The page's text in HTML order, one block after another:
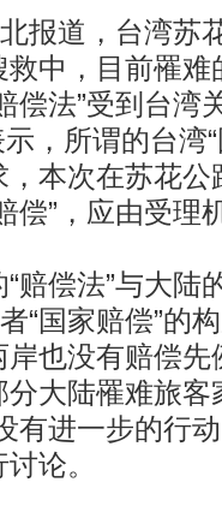
道，台湾苏
中，目前罹难
偿法”受到台湾
，所谓的台湾
本次在苏花公
偿”，应由受理
偿法”与大陆
“国家赔偿”的
也没有赔偿先
大陆罹难旅客
有进一步的行
论。